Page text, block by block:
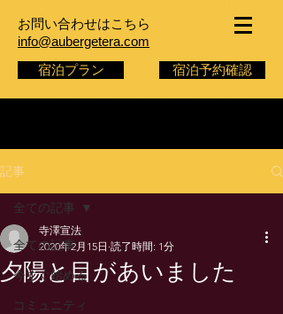
お問い合わせはこちら
info@aubergetera.com
宿泊プラン
宿泊予約確認
記事
全ての記事
今すぐ始める
コミュニティ
全ての記事
夕陽と目があいました
寺澤宣法
2020年2月15日 読了時間: 1分